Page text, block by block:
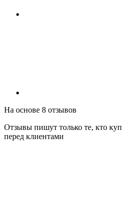
На основе 8 отзывов
Отзывы пишут только те, кто
перед клиентами